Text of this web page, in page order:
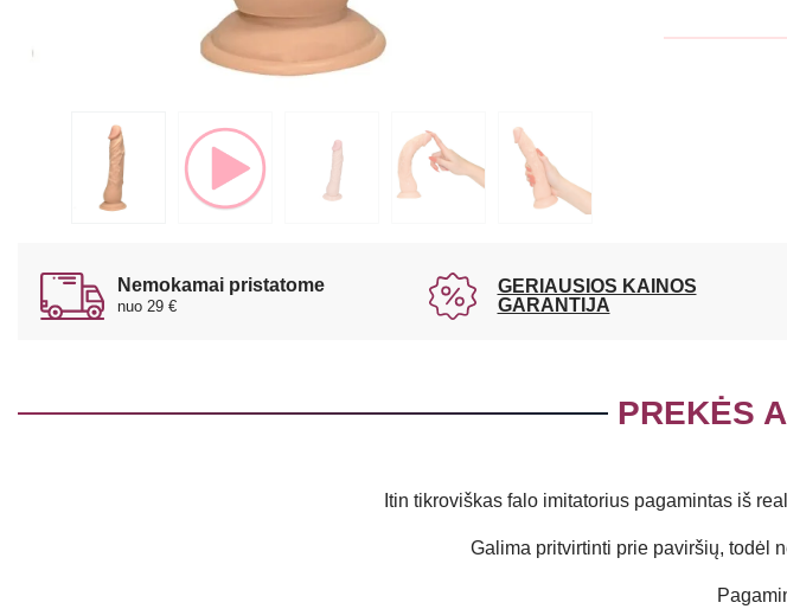
Nemokamai pristatome
nuo 29 €
GERIAUSIOS KAINOS
GARANTIJA
PREKĖS
Itin tikroviškas falo imitatorius pagamintas iš
Galima pritvirtinti prie paviršių, todėl